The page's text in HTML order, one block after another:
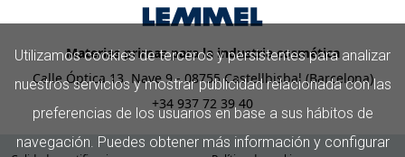
Materias primas para la industria cosmética
Calle Óptica 13, Nave 9 - 08755 Castellbisbal (Barcelona)
+34 937 72 39 40
Utilizamos cookies de terceros y persistentes para analizar
nuestros servicios y mostrar publicidad relacionada con las
preferencias de los usuarios en base a sus hábitos de
navegación. Puedes obtener más información y configurar